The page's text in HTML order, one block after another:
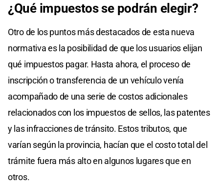
¿Qué impuestos se podrán elegir?
Otro de los puntos más destacados de esta nueva
normativa es la posibilidad de que los usuarios elijan
qué impuestos pagar. Hasta ahora, el proceso de
inscripción o transferencia de un vehículo venía
acompañado de una serie de costos adicionales
relacionados con los impuestos de sellos, las patentes
y las infracciones de tránsito. Estos tributos, que
varían según la provincia, hacían que el costo total del
trámite fuera más alto en algunos lugares que en
otros.